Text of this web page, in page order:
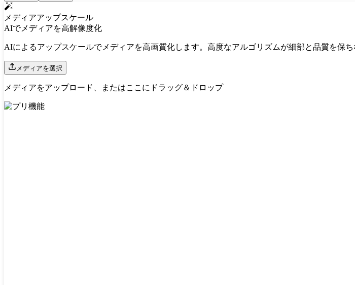
メディアアップスケール
AIでメディアを高解像度化
AIによるアップスケールでメディアを高画質化します。高度なアルゴリズムが細部と品質を保
メディアを選択
メディアをアップロード、またはここにドラッグ＆ドロップ
アプリ機能